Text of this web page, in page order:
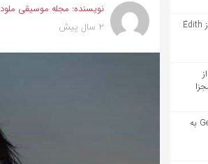
آهنگ فرانسوی Padam padam از Édith
آهنگ انگلیسی Breakin’ Dishes از
آهنگ آلمانی Erika از German Folk به
نویسنده: مجله موسیقی ملود
2 سال پیش